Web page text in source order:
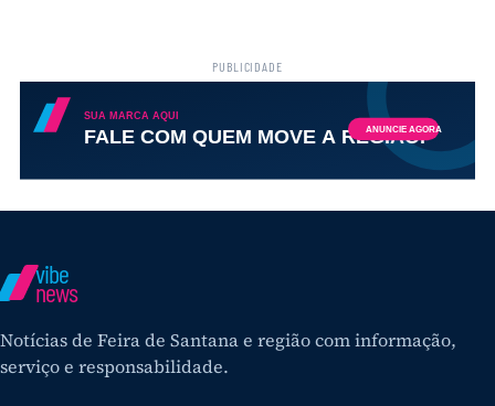
PUBLICIDADE
vibe
news
Notícias de Feira de Santana e região com informação,
serviço e responsabilidade.